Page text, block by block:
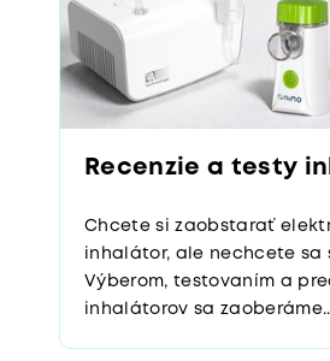
Recenzie a testy
Chcete si zaobstarať
inhalátor, ale nechcete sa
Výberom, testovaním a
inhalátorov sa